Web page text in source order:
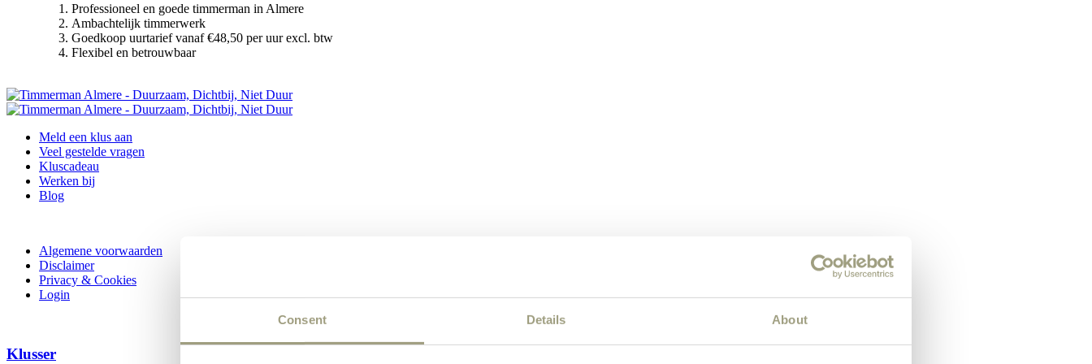
Consent Details About
Professioneel en goede timmerman in Almere
Ambachtelijk timmerwerk
Goedkoop uurtarief vanaf €48,50 per uur excl. btw
Flexibel en betrouwbaar
Meld een klus aan
Veel gestelde vragen
Kluscadeau
Werken bij
Blog
Algemene voorwaarden
Disclaimer
Privacy & Cookies
Login
Klusser